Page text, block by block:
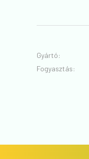
Gyártó:
Fogyasztás: